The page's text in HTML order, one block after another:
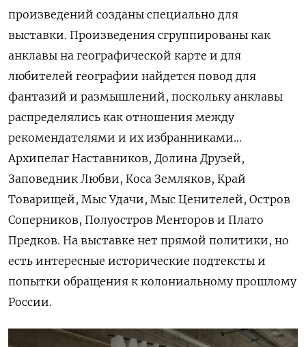
произведений созданы специально для
выставки. Произведения сгруппированы как
анклавы на географической карте и для
любителей географии найдется повод для
фантазий и размышлений, поскольку анклавы
распределялись как отношения между
рекомендателями и их избранниками…
Архипелаг Наставников, Долина Друзей,
Заповедник Любви, Коса Земляков, Край
Товарищей, Мыс Удачи, Мыс Ценителей, Остров
Соперников, Полуостров Менторов и Плато
Предков. На выставке нет прямой политики, но
есть интересные исторические подтексты и
попытки обращения к колониальному прошлому
России.